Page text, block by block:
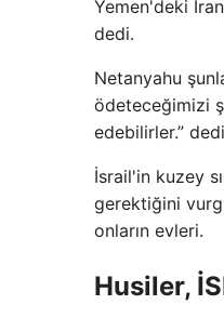
Yemen'deki
dedi.
Netanyahu
ödeteceğimizi
edebilirler.”
İsrail'in kuzey
gerektiğini
onların evleri.
Husiler,